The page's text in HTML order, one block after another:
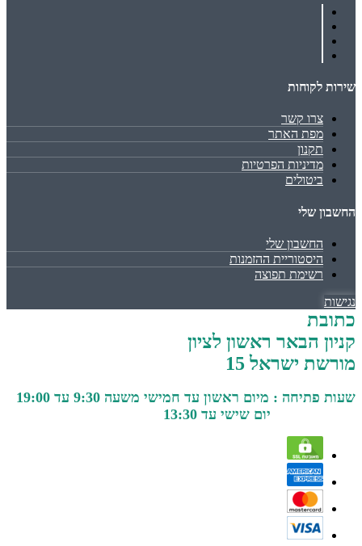
שירות לקוחות
צרו קשר
מפת האתר
תקנון
מדיניות הפרטיות
ביטולים
החשבון שלי
החשבון שלי
היסטוריית ההזמנות
רשימת תפוצה
נגישות
כתובת
קניון הבאר ראשון לציון
מורשת ישראל 15
שעות פתיחה : מיום ראשון עד חמישי משעה 9:30 עד 19:00
יום שישי עד 13:30